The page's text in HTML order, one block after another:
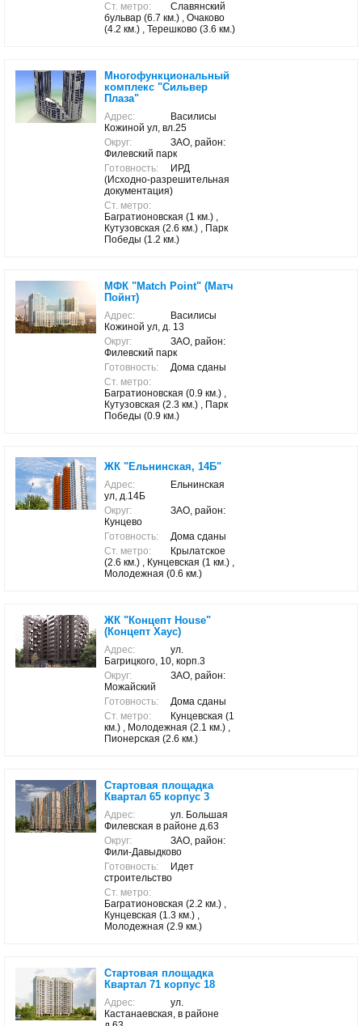
Ст. метро:
Славянский
бульвар (6.7 км.) , Очаково
(4.2 км.) , Терешково (3.6 км.)
Многофункциональный
комплекс "Сильвер
Плаза"
Адрес:
Василисы
Кожиной ул, вл.25
Округ:
ЗАО, район:
Филевский парк
Готовность:
ИРД
(Исходно-разрешительная
документация)
Ст. метро:
Багратионовская (1 км.) ,
Кутузовская (2.6 км.) , Парк
Победы (1.2 км.)
МФК "Match Point" (Матч
Пойнт)
Адрес:
Василисы
Кожиной ул, д. 13
Округ:
ЗАО, район:
Филевский парк
Готовность:
Дома сданы
Ст. метро:
Багратионовская (0.9 км.) ,
Кутузовская (2.3 км.) , Парк
Победы (0.9 км.)
ЖК "Ельнинская, 14Б"
Адрес:
Ельнинская
ул, д.14Б
Округ:
ЗАО, район:
Кунцево
Готовность:
Дома сданы
Ст. метро:
Крылатское
(2.6 км.) , Кунцевская (1 км.) ,
Молодежная (0.6 км.)
ЖК "Концепт House"
(Концепт Хаус)
Адрес:
ул.
Багрицкого, 10, корп.3
Округ:
ЗАО, район:
Можайский
Готовность:
Дома сданы
Ст. метро:
Кунцевская (1
км.) , Молодежная (2.1 км.) ,
Пионерская (2.6 км.)
Стартовая площадка
Квартал 65 корпус 3
Адрес:
ул. Большая
Филевская в районе д.63
Округ:
ЗАО, район:
Фили-Давыдково
Готовность:
Идет
строительство
Ст. метро:
Багратионовская (2.2 км.) ,
Кунцевская (1.3 км.) ,
Молодежная (2.9 км.)
Стартовая площадка
Квартал 71 корпус 18
Адрес:
ул.
Кастанаевская, в районе